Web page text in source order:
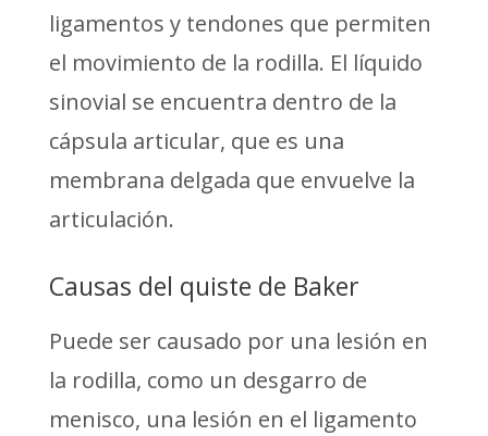
ligamentos y tendones que permiten
el movimiento de la rodilla. El líquido
sinovial se encuentra dentro de la
cápsula articular, que es una
membrana delgada que envuelve la
articulación.
Causas del quiste de Baker
Puede ser causado por una lesión en
la rodilla, como un desgarro de
menisco, una lesión en el ligamento